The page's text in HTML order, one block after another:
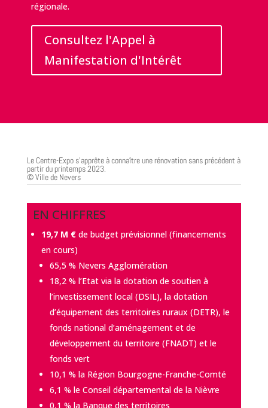
régionale.
Consultez l'Appel à
Manifestation d'Intérêt
Le Centre-Expo s’apprête à connaître une rénovation sans précédent à
partir du printemps 2023.
© Ville de Nevers
EN CHIFFRES
19,7 M €de budget prévisionnel (financements
en cours)
65,5 % Nevers Agglomération
18,2 % l’Etat via la dotation de soutien à
l’investissement local (DSIL), la dotation
d’équipement des territoires ruraux (DETR), le
fonds national d’aménagement et de
développement du territoire (FNADT) et le
fonds vert
10,1 % la Région Bourgogne-Franche-Comté
6,1 % le Conseil départemental de la Nièvre
0,1 % la Banque des territoires